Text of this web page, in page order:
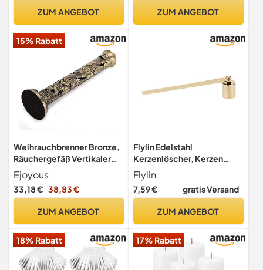
Zubehör für Weihnachten
ZUM ANGEBOT
Praktischem Knick Gelenk
ZUM ANGEBOT
15% Rabatt
Weihrauchbrenner Bronze,
Räuchergefäß Vertikaler
Tone Dragon Phoenix Relief
mit Räucherstecker für
Craft Ornaments Tea Room
28,3cm
Ejoyous
33,18 € 38,83 €
ZUM ANGEBOT
Flylin Edelstahl
Kerzenlöscher, Kerzen
Löscher Ohne Qualm mit
langem Griff, Dochtlöscher
für die meisten Kerzen
Dekoration (K-Gold)
Flylin
7,59 € gratis Versand
ZUM ANGEBOT
18% Rabatt 17% Rabatt